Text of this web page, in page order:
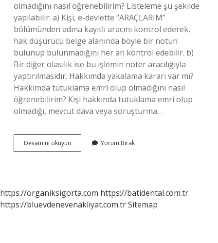
olmadığını nasıl öğrenebilirim? Listeleme şu şekilde
yapılabilir: a) Kişi, e-devlette “ARAÇLARIM”
bölümünden adına kayıtlı aracını kontrol ederek,
hak düşürücü belge alanında böyle bir notun
bulunup bulunmadığını her an kontrol edebilir. b)
Bir diğer olasılık ise bu işlemin noter aracılığıyla
yaptırılmasıdır. Hakkımda yakalama kararı var mı?
Hakkımda tutuklama emri olup olmadığını nasıl
öğrenebilirim? Kişi hakkında tutuklama emri olup
olmadığı, mevcut dava veya soruşturma…
Devamını okuyun Yakalama
Olup
Yorum Bırak
https://organiksigorta.com https://batidental.com.tr
https://bluevdenevenakliyat.com.trSitemap